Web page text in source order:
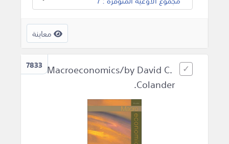
معاينة
7833 Macroeconomics/by David C.
Colander.